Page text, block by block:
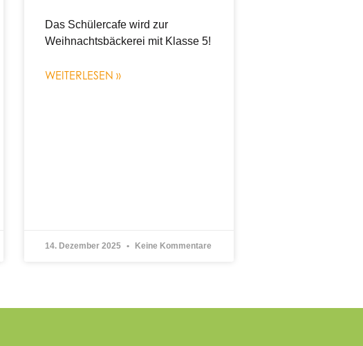
Das Schülercafe wird zur
Weihnachtsbäckerei mit Klasse 5!
WEITERLESEN »
14. Dezember 2025 Keine Kommentare